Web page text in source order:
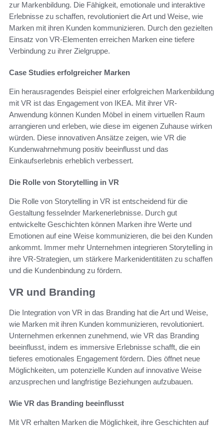
zur Markenbildung. Die Fähigkeit, emotionale und interaktive
Erlebnisse zu schaffen, revolutioniert die Art und Weise, wie
Marken mit ihren Kunden kommunizieren. Durch den gezielten
Einsatz von VR-Elementen erreichen Marken eine tiefere
Verbindung zu ihrer Zielgruppe.
Case Studies erfolgreicher Marken
Ein herausragendes Beispiel einer erfolgreichen Markenbildung
mit VR ist das Engagement von IKEA. Mit ihrer VR-
Anwendung können Kunden Möbel in einem virtuellen Raum
arrangieren und erleben, wie diese im eigenen Zuhause wirken
würden. Diese innovativen Ansätze zeigen, wie VR die
Kundenwahrnehmung positiv beeinflusst und das
Einkaufserlebnis erheblich verbessert.
Die Rolle von Storytelling in VR
Die Rolle von Storytelling in VR ist entscheidend für die
Gestaltung fesselnder Markenerlebnisse. Durch gut
entwickelte Geschichten können Marken ihre Werte und
Emotionen auf eine Weise kommunizieren, die bei den Kunden
ankommt. Immer mehr Unternehmen integrieren Storytelling in
ihre VR-Strategien, um stärkere Markenidentitäten zu schaffen
und die Kundenbindung zu fördern.
VR und Branding
Die Integration von VR in das Branding hat die Art und Weise,
wie Marken mit ihren Kunden kommunizieren, revolutioniert.
Unternehmen erkennen zunehmend, wie VR das Branding
beeinflusst, indem es immersive Erlebnisse schafft, die ein
tieferes emotionales Engagement fördern. Dies öffnet neue
Möglichkeiten, um potenzielle Kunden auf innovative Weise
anzusprechen und langfristige Beziehungen aufzubauen.
Wie VR das Branding beeinflusst
Mit VR erhalten Marken die Möglichkeit, ihre Geschichten auf